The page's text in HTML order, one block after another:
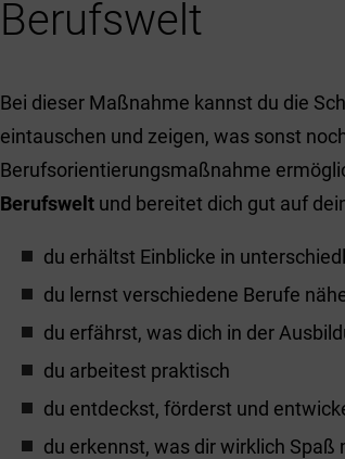
Berufswelt
Bei dieser Maßnahme kannst du die
eintauschen und zeigen, was sonst
Berufsorientierungsmaßnahme
Berufswelt und bereitet dich gut auf
du erhältst Einblicke in
du lernst verschiedene Berufe
du erfährst, was dich in der
du arbeitest praktisch
du entdeckst, förderst und
du erkennst, was dir wirklich Spaß